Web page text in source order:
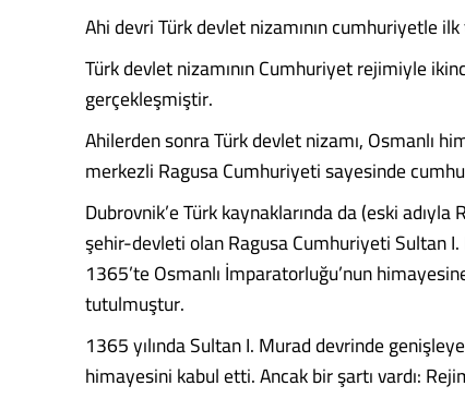
Ahi devri Türk devlet nizamının cumhuriyetle
Türk devlet nizamının Cumhuriyet rejimiyle
gerçekleşmiştir.
Ahilerden sonra Türk devlet nizamı, Osmanlı
merkezli Ragusa Cumhuriyeti sayesinde
Dubrovnik’e Türk kaynaklarında da (eski
şehir-devleti olan Ragusa Cumhuriyeti Sultan I.
1365’te Osmanlı İmparatorluğu’nun
tutulmuştur.
1365 yılında Sultan I. Murad devrinde
himayesini kabul etti. Ancak bir şartı vardı: